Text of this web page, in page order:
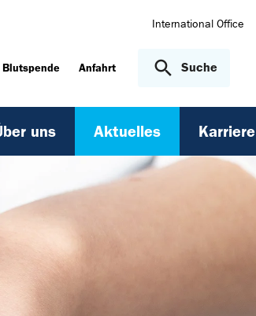
International Office
Blutspende Anfahrt Suche
uns Aktuelles Karriere